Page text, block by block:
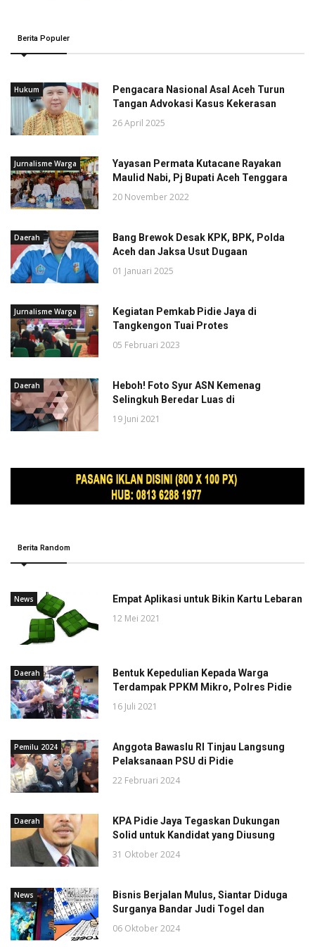
Berita Populer
Hukum
Pengacara Nasional Asal Aceh Turun
Tangan Advokasi Kasus Kekerasan
26 April 2025
Jurnalisme Warga
Yayasan Permata Kutacane Rayakan
Maulid Nabi, Pj Bupati Aceh Tenggara
20 November 2022
Daerah
Bang Brewok Desak KPK, BPK, Polda
Aceh dan Jaksa Usut Dugaan
01 Januari 2025
Jurnalisme Warga
Kegiatan Pemkab Pidie Jaya di
Tangkengon Tuai Protes
05 Februari 2023
Daerah
Heboh! Foto Syur ASN Kemenag
Selingkuh Beredar Luas di
19 Juni 2021
Berita Random
News Empat Aplikasi untuk Bikin Kartu Lebaran
12 Mei 2021
Daerah
Bentuk Kepedulian Kepada Warga
Terdampak PPKM Mikro, Polres Pidie
16 Juli 2021
Pemilu 2024
Anggota Bawaslu RI Tinjau Langsung
Pelaksanaan PSU di Pidie
22 Februari 2024
Daerah
KPA Pidie Jaya Tegaskan Dukungan
Solid untuk Kandidat yang Diusung
31 Oktober 2024
News
Bisnis Berjalan Mulus, Siantar Diduga
Surganya Bandar Judi Togel dan
06 Oktober 2024